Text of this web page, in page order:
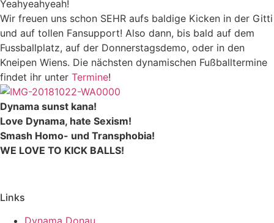
Yeahyeahyeah!
Wir freuen uns schon SEHR aufs baldige Kicken in der Gitti
und auf tollen Fansupport! Also dann, bis bald auf dem
Fussballplatz, auf der Donnerstagsdemo, oder in den
Kneipen Wiens. Die nächsten dynamischen Fußballtermine
findet ihr unter Termine!
Dynama sunst kana!
Love Dynama, hate Sexism!
Smash Homo- und Transphobia!
WE LOVE TO KICK BALLS!
Links